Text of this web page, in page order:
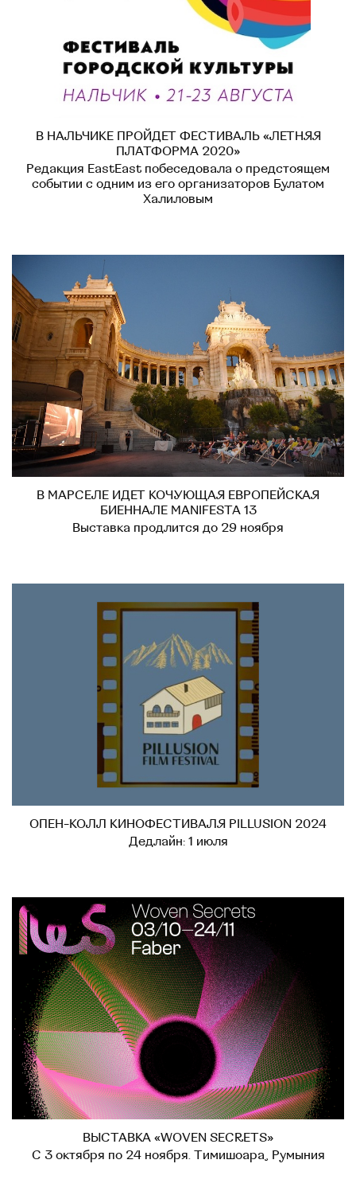
В НАЛЬЧИКЕ ПРОЙДЕТ ФЕСТИВАЛЬ «ЛЕТНЯЯ
ПЛАТФОРМА 2020»
Редакция EastEast побеседовала о предстоящем
событии с одним из его организаторов Булатом
Халиловым
В МАРСЕЛЕ ИДЕТ КОЧУЮЩАЯ ЕВРОПЕЙСКАЯ
БИЕННАЛЕ MANIFESTA 13
Выставка продлится до 29 ноября
ОПЕН-КОЛЛ КИНОФЕСТИВАЛЯ PILLUSION 2024
Дедлайн: 1 июля
ВЫСТАВКА «WOVEN SECRETS»
С 3 октября по 24 ноября. Тимишоара, Румыния